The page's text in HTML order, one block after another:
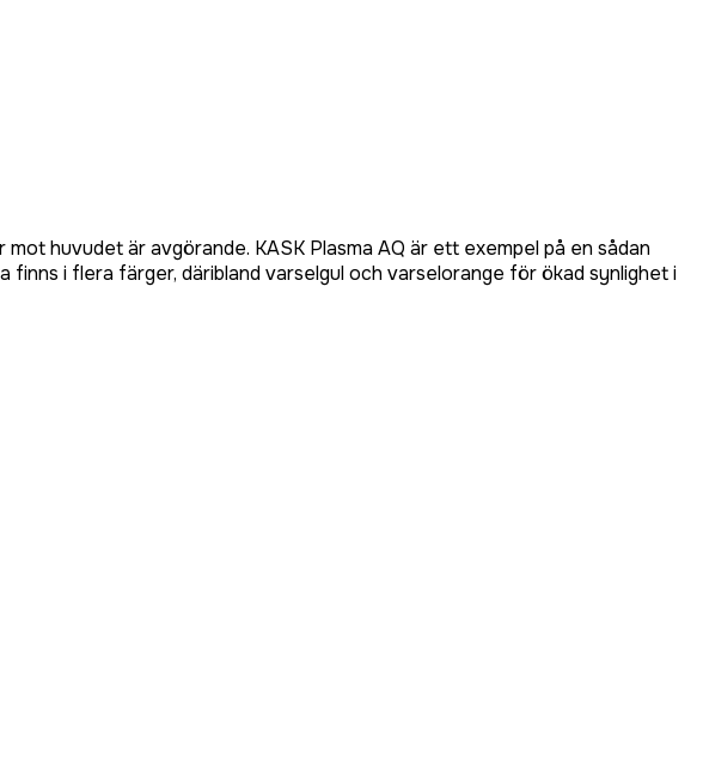
huvudet är avgörande. KASK Plasma AQ är ett exempel på en sådan
i flera färger, däribland varselgul och varselorange för ökad synlighet i